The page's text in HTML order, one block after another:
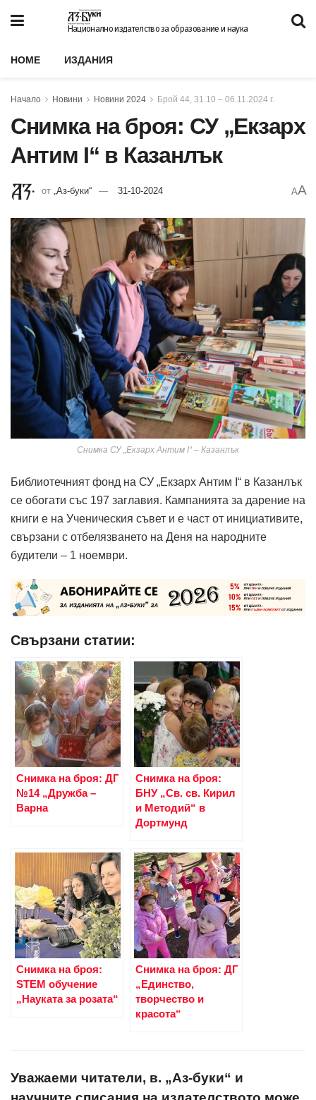
Национално издателство за образование и наука
HOME ИЗДАНИЯ
Начало Новини Новини 2024 Брой 44, 31.10 – 06.11.2024 г.
Снимка на броя: СУ „Екзарх
Антим I“ в Казанлък
от „Аз-буки“ 31-10-2024 AA
Снимка СУ „Екзарх Антим I“ – Казанлък
Библиотечният фонд на СУ „Екзарх Антим I“ в Казанлък
се обогати със 197 заглавия. Кампанията за дарение на
книги е на Ученическия съвет и е част от инициативите,
свързани с отбелязването на Деня на народните
будители – 1 ноември.
Свързани статии:
Снимка на броя: ДГ
№14 „Дружба –
Варна
Снимка на броя:
БНУ „Св. св. Кирил
и Методий“ в
Дортмунд
Снимка на броя:
STEM обучение
„Науката за розата“
Снимка на броя: ДГ
„Единство,
творчество и
красота“
Уважаеми читатели, в. „Аз-буки“ и